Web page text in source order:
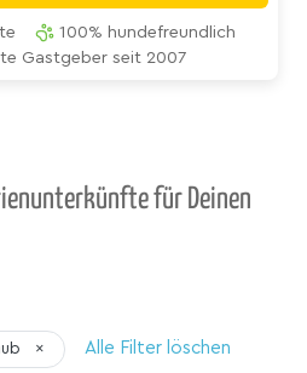
100% hundefreundlich
Gastgeber seit 2007
für Deinen
× Alle Filter löschen